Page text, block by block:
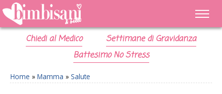
Chiedi al Medico
Settimane di Gravidanza
Battesimo No Stress
Home » Mamma » Salute